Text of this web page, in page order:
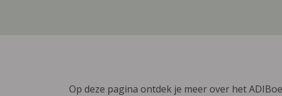
Op deze pagina ontdek je meer over het